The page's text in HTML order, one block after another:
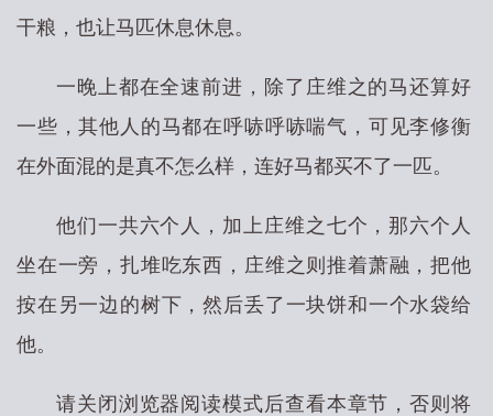
干粮，也让马匹休息休息。
一晚上都在全速前进，除了庄维之的马还算好
一些，其他人的马都在呼哧呼哧喘气，可见李修衡
在外面混的是真不怎么样，连好马都买不了一匹。
他们一共六个人，加上庄维之七个，那六个人
坐在一旁，扎堆吃东西，庄维之则推着萧融，把他
按在另一边的树下，然后丢了一块饼和一个水袋给
他。
请关闭浏览器阅读模式后查看本章节，否则将